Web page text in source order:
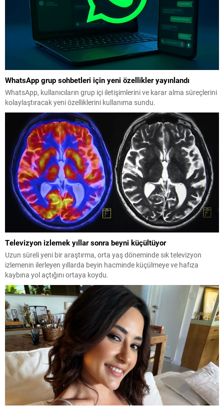
WhatsApp grup sohbetleri için yeni özellikler yayınlandı
WhatsApp, kullanıcıların grup içi iletişimlerini ve karar alma süreçlerini
kolaylaştıracak yeni özelliklerini kullanıma sundu.
Televizyon izlemek yıllar sonra beyni küçültüyor
Uzun süreli yeni bir araştırma, orta yaş döneminde sık televizyon
izlemenin ilerleyen yıllarda beyin hacminde küçülmeye ve hafıza
kaybına yol açtığını ortaya koydu.